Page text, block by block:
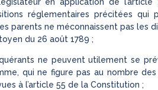
réglementaires précitées qui
parents ne méconnaissent pas les
du 26 août 1789 ;
ne peuvent utilement se
qui ne figure pas au nombre
à l’article 55 de la Constitution ;